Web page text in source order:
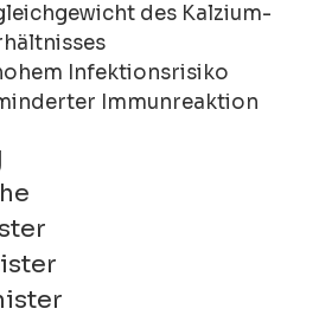
des Kalzium-
Infektionsrisiko
Immunreaktion